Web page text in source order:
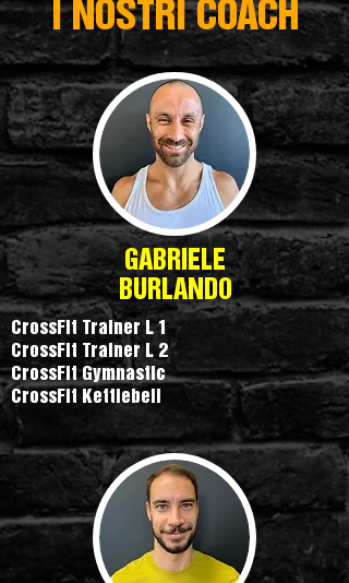
I NOSTRI COACH
GABRIELE
BURLANDO
CrossFit Trainer L 1
CrossFit Trainer L 2
CrossFit Gymnastic
CrossFit Kettlebell